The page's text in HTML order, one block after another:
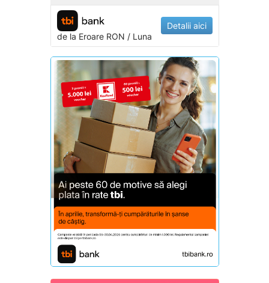
de la EroareRON / Luna
Detalii aici